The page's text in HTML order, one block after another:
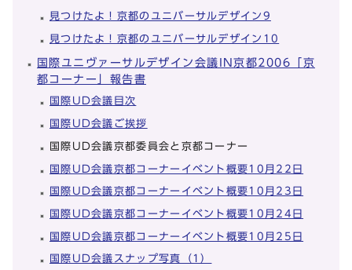
見つけたよ！京都のユニバーサルデザイン9
見つけたよ！京都のユニバーサルデザイン10
国際ユニヴァーサルデザイン会議IN京都2006「京
都コーナー」報告書
国際UD会議目次
国際UD会議ご挨拶
国際UD会議京都委員会と京都コーナー
国際UD会議京都コーナーイベント概要10月22日
国際UD会議京都コーナーイベント概要10月23日
国際UD会議京都コーナーイベント概要10月24日
国際UD会議京都コーナーイベント概要10月25日
国際UD会議スナップ写真（1）